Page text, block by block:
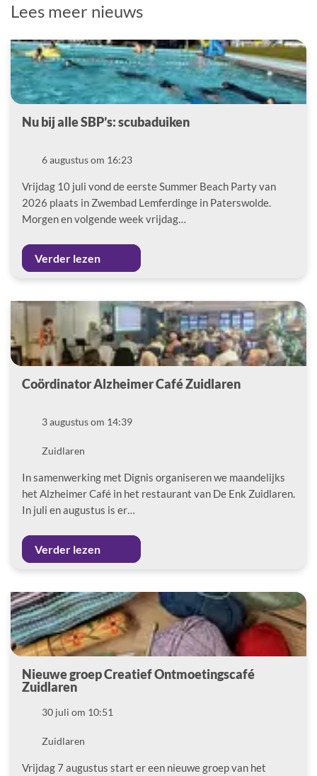
Lees meer nieuws
Nu bij alle SBP’s: scubaduiken
Datum6 augustus om 16:23
Vrijdag 10 juli vond de eerste Summer Beach Party van
2026 plaats in Zwembad Lemferdinge in Paterswolde.
Morgen en volgende week vrijdag…
Verder lezen
Coördinator Alzheimer Café Zuidlaren
Datum3 augustus om 14:39
LocatieZuidlaren
In samenwerking met Dignis organiseren we maandelijks
het Alzheimer Café in het restaurant van De Enk Zuidlaren.
In juli en augustus is er…
Verder lezen
Nieuwe groep Creatief Ontmoetingscafé
Zuidlaren
Datum30 juli om 10:51
LocatieZuidlaren
Vrijdag 7 augustus start er een nieuwe groep van het